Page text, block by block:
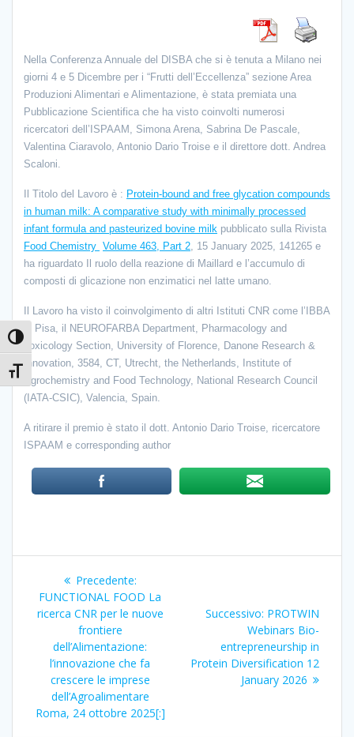
Attiva/disattiva alto contrasto
Attiva/disattiva dimensione testo
Nella Conferenza Annuale del DISBA che si è tenuta a Milano nei
giorni 4 e 5 Dicembre per i “Frutti dell’Eccellenza” sezione Area
Produzioni Alimentari e Alimentazione, è stata premiata una
Pubblicazione Scientifica che ha visto coinvolti numerosi
ricercatori dell’ISPAAM, Simona Arena , Sabrina De Pascale,
Valentina Ciaravolo, Antonio Dario Troise e il direttore dott. Andrea
Scaloni.
Il Titolo del Lavoro è : Protein-bound and free glycation compounds
in human milk: A comparative study with minimally processed
infant formula and pasteurized bovine milk pubblicato sulla Rivista
Food Chemistry Volume 463, Part 2 , 15 January 2025, 141265 e
ha riguardato
Il ruolo della reazione di Maillard e l’accumulo di
composti di glicazione non enzimatici nel latte umano
Il Lavoro ha visto il coinvolgimento di altri Istituti CNR come l’IBBA
di Pisa, il NEUROFARBA Department, Pharmacology and
Toxicology Section, University of Florence, Danone Research &
Innovation, 3584, CT, Utrecht, the Netherlands, Institute of
Agrochemistry and Food Technology, National Research Council
(IATA-CSIC), Valencia, Spain.
A ritirare il premio è stato il dott. Antonio Dario Troise, ricercatore
ISPAAM e corresponding author
Navigazione
articoli
Precedente:
precedente:
FUNCTIONAL FOOD La
ricerca CNR per le nuove
frontiere
dell’Alimentazione:
l’innovazione che fa
crescere le imprese
dell’Agroalimentare
Roma, 24 ottobre 2025[:]
Successivo: Articolo
successivo:
PROTWIN
Webinars Bio-
entrepreneurship in
Protein Diversification 12
January 2026